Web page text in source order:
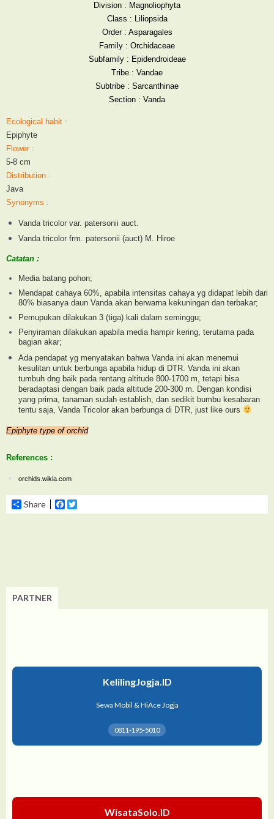
Division : Magnoliophyta
Class : Liliopsida
Order : Asparagales
Family : Orchidaceae
Subfamily : Epidendroideae
Tribe : Vandae
Subtribe : Sarcanthinae
Section : Vanda
Ecological habit :
Epiphyte
Flower :
5-8 cm
Distribution :
Java
Synonyms :
Vanda tricolor var. patersonii auct.
Vanda tricolor frm. patersonii (auct) M. Hiroe
Catatan :
Media batang pohon;
Mendapat cahaya 60%, apabila intensitas cahaya yg didapat lebih dari
80% biasanya daun Vanda akan berwarna kekuningan dan terbakar;
Pemupukan dilakukan 3 (tiga) kali dalam seminggu;
Penyiraman dilakukan apabila media hampir kering, terutama pada
bagian akar;
Ada pendapat yg menyatakan bahwa Vanda ini akan menemui
kesulitan untuk berbunga apabila hidup di DTR. Vanda ini akan
tumbuh dng baik pada rentang altitude 800-1700 m, tetapi bisa
beradaptasi dengan baik pada altitude 200-300 m. Dengan kondisi
yang prima, tanaman sudah establish, dan sedikit bumbu kesabaran
tentu saja, Vanda Tricolor akan berbunga di DTR, just like ours
Epiphyte type of orchid
References :
orchids.wikia.com
Share Facebook
PARTNER
KelilingJogja.ID
Sewa Mobil & HiAce Jogja
0811-195-5010
WisataSolo.ID